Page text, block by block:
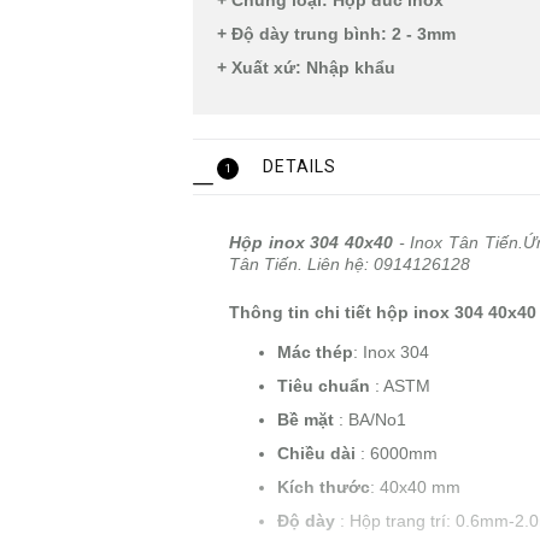
+ Độ dày trung bình: 2 - 3mm
+ Xuất xứ: Nhập khẩu
1 DETAILS
Hộp inox 304 40x40 - Inox Tân
Tân Tiến. Liên hệ: 0914126128
Thông tin chi tiết hộp inox 304 40x40
Mác thép: Inox 304
Tiêu chuẩn : ASTM
Bề mặt : BA/No1
Chiều dài : 6000mm
Kích thước: 40x40 mm
Độ dày : Hộp trang trí: 0.6mm-